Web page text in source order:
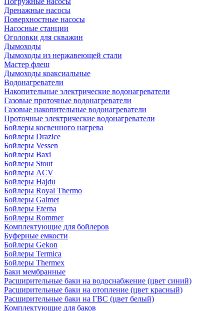
Дренажные насосы
Поверхностные насосы
Насосные станции
Оголовки для скважин
Дымоходы
Дымоходы из нержавеющей стали
Мастер флеш
Дымоходы коаксиальные
Водонагреватели
Накопительные электрические водонагреватели
Газовые проточные водонагреватели
Газовые накопительные водонагреватели
Проточные электрические водонагреватели
Бойлеры косвенного нагрева
Бойлеры Drazice
Бойлеры Vessen
Бойлеры Baxi
Бойлеры Stout
Бойлеры ACV
Бойлеры Hajdu
Бойлеры Royal Thermo
Бойлеры Galmet
Бойлеры Eterna
Бойлеры Rommer
Комплектующие для бойлеров
Буферные емкости
Бойлеры Gekon
Бойлеры Termica
Бойлеры Thermex
Баки мембранные
Расширительные баки на водоснабжение (цвет синий)
Расширительные баки на отопление (цвет красный)
Расширительные баки на ГВС (цвет белый)
Комплектующие для баков